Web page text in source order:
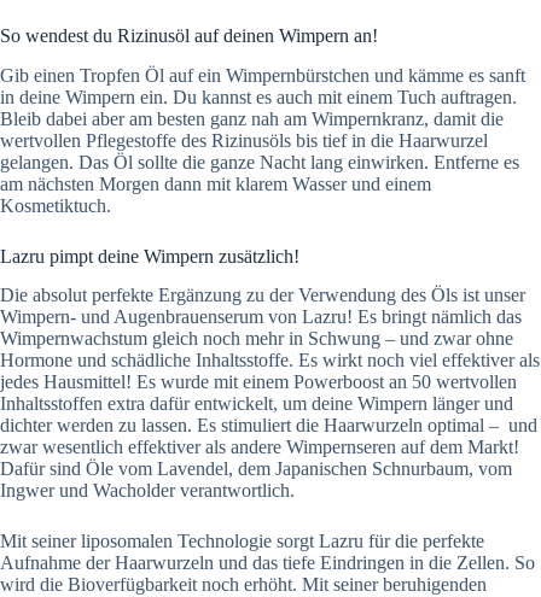
So wendest du Rizinusöl auf deinen Wimpern an!
Gib einen Tropfen Öl auf ein Wimpernbürstchen und kämme es sanft
in deine Wimpern ein. Du kannst es auch mit einem Tuch auftragen.
Bleib dabei aber am besten ganz nah am Wimpernkranz, damit die
wertvollen Pflegestoffe des Rizinusöls bis tief in die Haarwurzel
gelangen. Das Öl sollte die ganze Nacht lang einwirken. Entferne es
am nächsten Morgen dann mit klarem Wasser und einem
Kosmetiktuch.
Lazru pimpt deine Wimpern zusätzlich!
Die absolut perfekte Ergänzung zu der Verwendung des Öls ist unser
Wimpern- und Augenbrauenserum von Lazru! Es bringt nämlich das
Wimpernwachstum gleich noch mehr in Schwung – und zwar ohne
Hormone und schädliche Inhaltsstoffe. Es wirkt noch viel effektiver als
jedes Hausmittel! Es wurde mit einem Powerboost an 50 wertvollen
Inhaltsstoffen extra dafür entwickelt, um deine Wimpern länger und
dichter werden zu lassen. Es stimuliert die Haarwurzeln optimal – und
zwar wesentlich effektiver als andere Wimpernseren auf dem Markt!
Dafür sind Öle vom Lavendel, dem Japanischen Schnurbaum, vom
Ingwer und Wacholder verantwortlich.
Mit seiner liposomalen Technologie sorgt Lazru für die perfekte
Aufnahme der Haarwurzeln und das tiefe Eindringen in die Zellen. So
wird die Bioverfügbarkeit noch erhöht. Mit seiner beruhigenden